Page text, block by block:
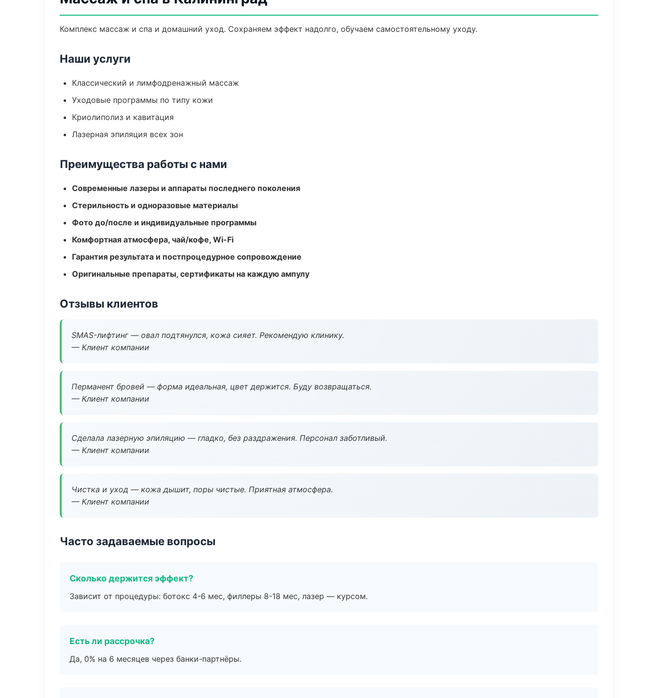
Комплекс массаж и спа и домашний уход. Сохраняем эффект надолго, обучаем самостоятельному уходу.
Наши услуги
Классический и лимфодренажный массаж
Уходовые программы по типу кожи
Криолиполиз и кавитация
Лазерная эпиляция всех зон
Преимущества работы с нами
Современные лазеры и аппараты последнего поколения
Стерильность и одноразовые материалы
Фото до/после и индивидуальные программы
Комфортная атмосфера, чай/кофе, Wi-Fi
Гарантия результата и постпроцедурное сопровождение
Оригинальные препараты, сертификаты на каждую ампулу
Отзывы клиентов
SMAS-лифтинг — овал подтянулся, кожа сияет. Рекомендую клинику.
— Клиент компании
Перманент бровей — форма идеальная, цвет держится. Буду возвращаться.
— Клиент компании
Сделала лазерную эпиляцию — гладко, без раздражения. Персонал заботливый.
— Клиент компании
Чистка и уход — кожа дышит, поры чистые. Приятная атмосфера.
— Клиент компании
Часто задаваемые вопросы
Сколько держится эффект?
Зависит от процедуры: ботокс 4-6 мес, филлеры 8-18 мес, лазер — курсом.
Есть ли рассрочка?
Да, 0% на 6 месяцев через банки-партнёры.